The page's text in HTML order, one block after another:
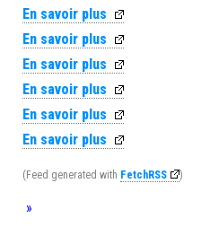
En savoir plus
En savoir plus
En savoir plus
En savoir plus
En savoir plus
En savoir plus
(Feed generated with FetchRSS )
»